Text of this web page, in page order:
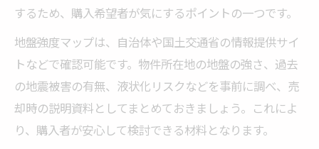
するため、購入希望者が気にするポイントの一つです。
地盤強度マップは、自治体や国土交通省の情報提供サイ
トなどで確認可能です。物件所在地の地盤の強さ、過去
の地震被害の有無、液状化リスクなどを事前に調べ、売
却時の説明資料としてまとめておきましょう。これによ
り、購入者が安心して検討できる材料となります。